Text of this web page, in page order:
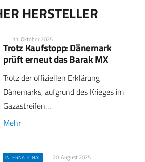
HERSTELLER
11. Oktober 2025
Trotz Kaufstopp: Dänemark
prüft erneut das Barak MX
Trotz der offiziellen Erklärung
Dänemarks, aufgrund des Krieges im
Gazastreifen…
Mehr
INTERNATIONAL 20. August 2025